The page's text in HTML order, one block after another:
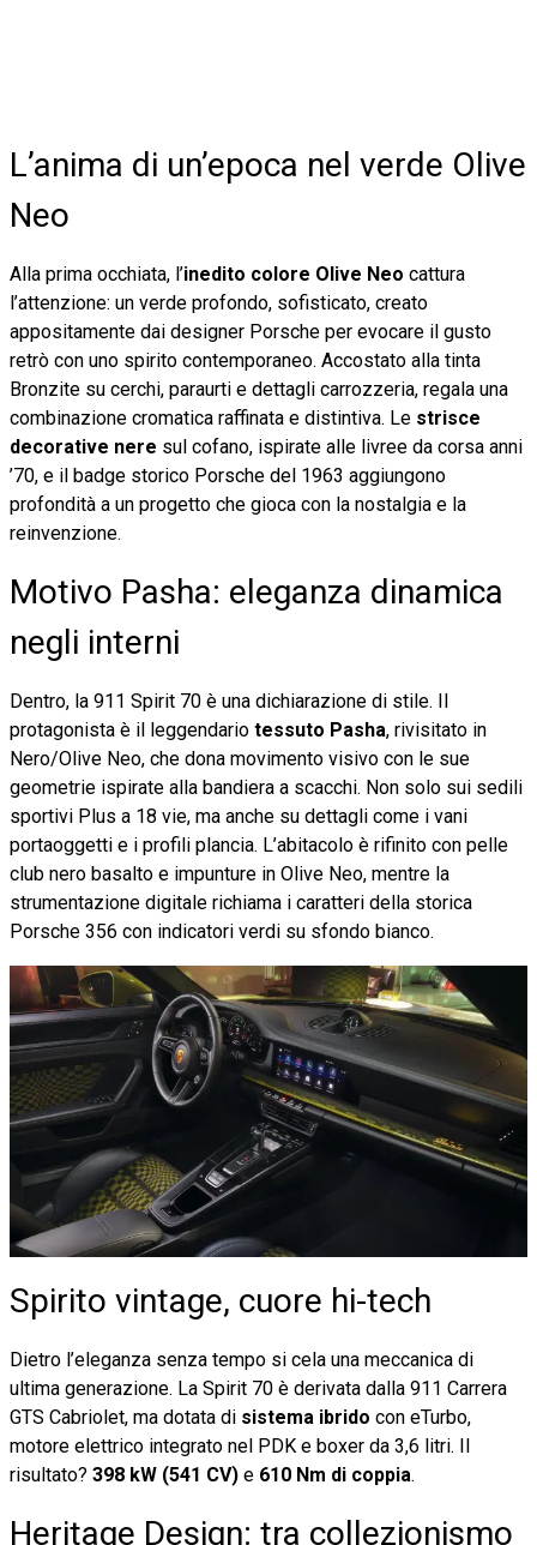
L’anima di un’epoca nel verde Olive
Neo
Alla prima occhiata, l’inedito colore Olive Neo cattura
l’attenzione: un verde profondo, sofisticato, creato
appositamente dai designer Porsche per evocare il gusto
retrò con uno spirito contemporaneo. Accostato alla tinta
Bronzite su cerchi, paraurti e dettagli carrozzeria, regala una
combinazione cromatica raffinata e distintiva. Le strisce
decorative nere sul cofano, ispirate alle livree da corsa anni
’70, e il badge storico Porsche del 1963 aggiungono
profondità a un progetto che gioca con la nostalgia e la
reinvenzione.
Motivo Pasha: eleganza dinamica
negli interni
Dentro, la 911 Spirit 70 è una dichiarazione di stile. Il
protagonista è il leggendario tessuto Pasha, rivisitato in
Nero/Olive Neo, che dona movimento visivo con le sue
geometrie ispirate alla bandiera a scacchi. Non solo sui sedili
sportivi Plus a 18 vie, ma anche su dettagli come i vani
portaoggetti e i profili plancia. L’abitacolo è rifinito con pelle
club nero basalto e impunture in Olive Neo, mentre la
strumentazione digitale richiama i caratteri della storica
Porsche 356 con indicatori verdi su sfondo bianco.
Spirito vintage, cuore hi-tech
Dietro l’eleganza senza tempo si cela una meccanica di
ultima generazione. La Spirit 70 è derivata dalla 911 Carrera
GTS Cabriolet, ma dotata di sistema ibrido con eTurbo,
motore elettrico integrato nel PDK e boxer da 3,6 litri. Il
risultato? 398 kW (541 CV) e 610 Nm di coppia.
Heritage Design: tra collezionismo